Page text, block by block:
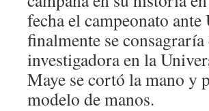
fecha el campeonato
finalmente se
investigadora en la
Maye se cortó la mano y
modelo de manos.